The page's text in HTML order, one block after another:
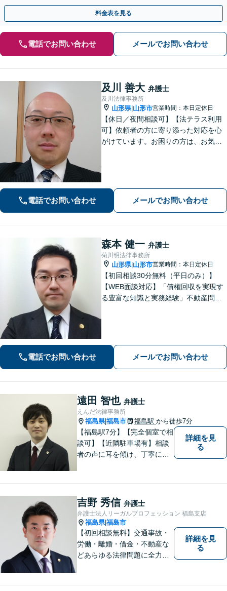
ます。過払い金のご相談もお受けしています。
料金表を見る
電話でお問い合わせ メールでお問い合わせ
及川 善大 弁護士
及川法律事務所
山形県| 山形市営業時間：本日定休日
【休日／夜間相談可】【法テラス利用
可】依頼者の方に寄り添った対応を心
がけています。お困りの方は、お気軽
電話でお問い合わせ メールでお問い合わせ
森本 健一 弁護士
菊川明法律事務所
山形県| 山形市営業時間：本日定休日
【初回相談30分無料（平日のみ）】
【WEB面談対応】「債権回収を実現す
る豊富な知識と実務経験」不動産問
電話でお問い合わせ メールでお問い合わせ
遠田 智也 弁護士
えんだ法律事務所
福島県|福島市 福島駅 から徒歩7分
【福島駅7分】【完全個室で相
談可】【近隣駐車場有】相談
者の声に耳を傾け、丁寧にわ
った」と思っていただけるよ
うに全力を尽くしていきま
す。
詳細を見
る
吉野 秀信 弁護士
弁護士法人リーガルプロフェッション 福島支店
福島県|福島市
【初回相談無料】交通事故・
労働・離婚・借金・不動産な
どあらゆる法律問題に全力を
くことを最も重視ししていま
詳細を見
る